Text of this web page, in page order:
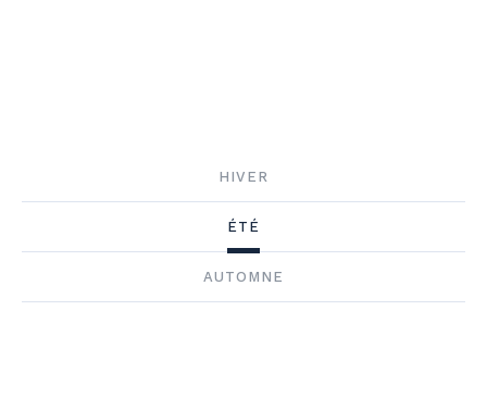
HIVER
ÉTÉ
AUTOMNE